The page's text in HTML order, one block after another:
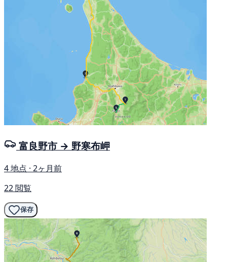
富良野市 → 野寒布岬
4 地点 · 2ヶ月前
22 閲覧
保存